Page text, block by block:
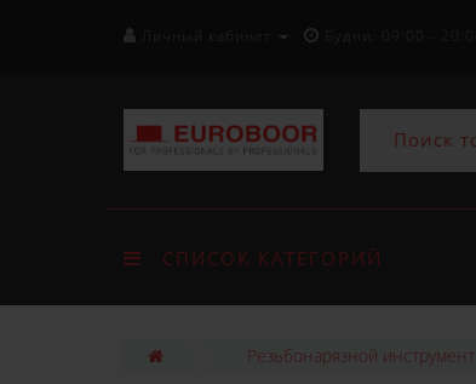
Личный кабинет Будни: 09:00 - 20:00
СПИСОК КАТЕГОРИЙ
Резьбонарязной инструмент